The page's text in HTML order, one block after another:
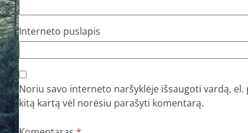
Interneto puslapis
Noriu savo interneto naršyklėje išsaugoti vardą,
kitą kartą vėl norėsiu parašyti komentarą.